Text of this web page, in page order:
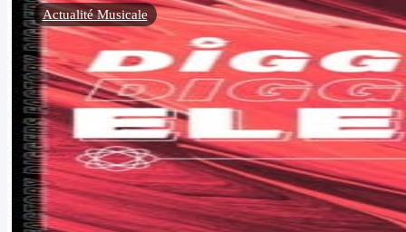
Actualité Musicale